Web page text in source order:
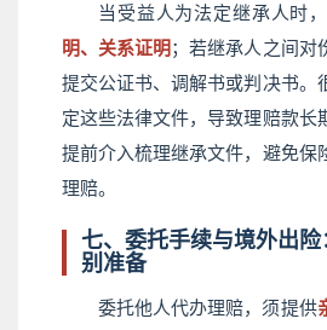
当受益人为法定继承人时
明、关系证明 ；若继承人之间对
提交公证书、调解书或判决书。
定这些法律文件，导致理赔款长
提前介入梳理继承文件，避免保
理赔。
七、委托手续与境外出
别准备
委托他人代办理赔，须提供